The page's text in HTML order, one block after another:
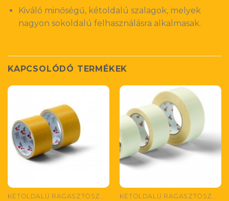
Kiváló minőségű, kétoldalú szalagok, melyek
nagyon sokoldalú felhasználásra alkalmasak.
KAPCSOLÓDÓ TERMÉKEK
KÉTOLDALÚ RAGASZTÓSZALAGOK KÉTOLDALÚ RAGASZTÓSZALAGOK